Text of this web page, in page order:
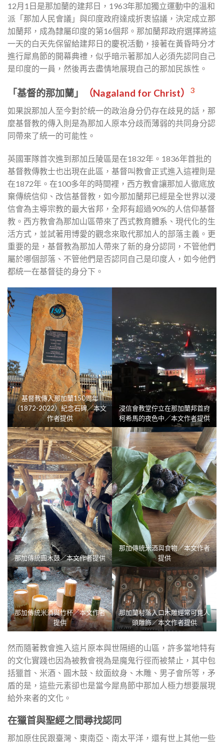
12月1日是那加蘭的建邦日，1963年那加獨立運動中的溫和
派「那加人民會議」與印度政府達成折衷協議，決定成立那
加蘭邦，成為隸屬印度的第16個邦。那加蘭邦政府選擇將這
一天的白天先保留給建邦日的慶祝活動，接著在黃昏時分才
進行犀鳥節的開幕典禮，似乎暗示著那加人必須先認同自己
是印度的一員，然後再去盡情地展現自己的那加民族性。
「基督的那加蘭」 （Nagaland for Christ） 3
如果說那加人至今對於統一的政治身分仍存在歧見的話，那
麼基督教的傳入則是為那加人原本分歧而薄弱的共同身分認
同帶來了統一的可能性。
英國軍隊首次進到那加丘陵區是在1832年。1836年首批的
基督教傳教士也出現在此區，基督叫教會正式進入這裡則是
在1872年。在100多年的時間裡，西方教會讓那加人徹底放
棄傳統信仰、改信基督教，如今那加蘭邦已經是全世界以浸
信會為主導宗教的最大省邦，全邦有超過90%的人信仰基督
教。西方教會為那加山區帶來了西式教育體系、現代化的生
活方式，並試著用博愛的觀念來取代那加人的部落主義。更
重要的是，基督教為那加人帶來了新的身分認同，不管他們
屬於哪個部落、不管他們是否認同自己是印度人，如今他們
都統一在基督徒的身分下。
基督教傳入那加蘭150周年
（1872-2022）紀念石碑／本文
作者提供
浸信會教堂佇立在那加蘭邦首府
柯希馬的夜色中／本文作者提供
那加傳統圓木鼓／本文作者提供
那加傳統米酒與食物／本文作者
提供
那加傳統米酒與竹杯／本文作者
提供
那加蘭村落入口木雕經常可見人
頭雕飾／本文作者提供
然而隨著教會進入這片原本與世隔絕的山區，許多當地特有
的文化實踐也因為被教會視為是魔鬼行徑而被禁止，其中包
括獵首、米酒、圓木鼓、紋面紋身、木雕、男子會所等，矛
盾的是，這些元素卻也是當今犀鳥節中那加人極力想要展現
給外來者的文化。
在獵首與聖經之間尋找認同
那加原住民跟臺灣、東南亞、南太平洋，還有世上其他一些